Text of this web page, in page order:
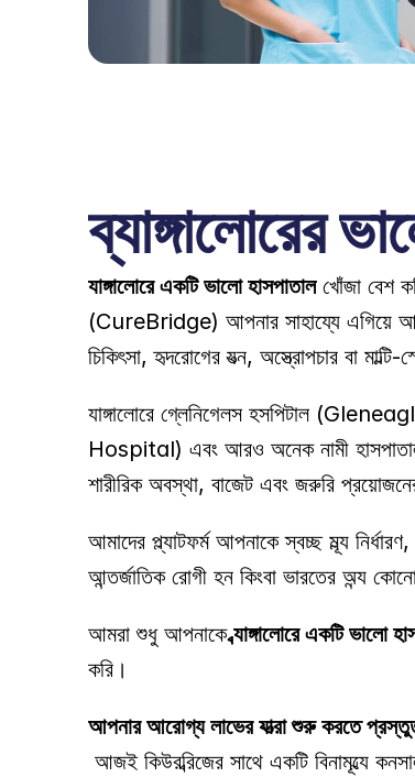
ব্যাঙ্গালোরের
ব্যাঙ্গালোরে একটি ভালো হাসপাতাল খোঁজা বেশ
(CureBridge) আপনার সাহায্যে এগিয়ে
চিকিৎসা, হৃদরোগের যত্ন, অস্ত্রোপচার বা
ব্যাঙ্গালোরে গ্লেনিগেলস হসপিটাল
Hospital) এবং আরও অনেক নামী
শারীরিক অবস্থা, বাজেট এবং জরুরি
আমাদের প্ল্যাটফর্ম আপনাকে স্বচ্ছ মূল্য
আন্তর্জাতিক রোগী হন কিংবা ভারতের অন্য
আমরা শুধু আপনাকে ব্যাঙ্গালোরে একটি ভালো
করি।
আপনার আরোগ্য লাভের যাত্রা শুরু করতে
আজই কিউরব্রিজের সাথে একটি বিনামূল্যে